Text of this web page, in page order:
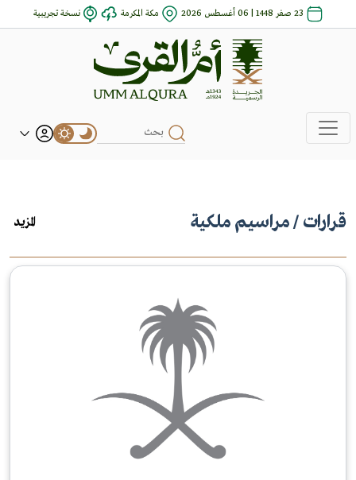
23 صفر 1448 | 06 أغسطس 2026 مكة المكرمة نسخة تجريبية
قرارات / مراسيم ملكية المزيد